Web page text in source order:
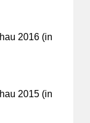
2016 (in
2015 (in